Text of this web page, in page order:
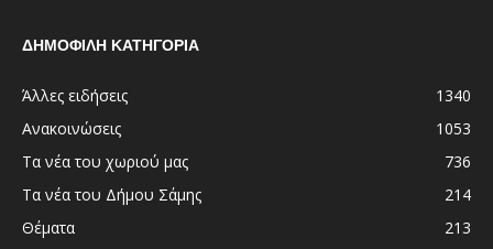
ΔΗΜΟΦΙΛΗ ΚΑΤΗΓΟΡΙΑ
Άλλες ειδήσεις
1340
Ανακοινώσεις
1053
Τα νέα του χωριού μας
736
Τα νέα του Δήμου Σάμης
214
Θέματα
213